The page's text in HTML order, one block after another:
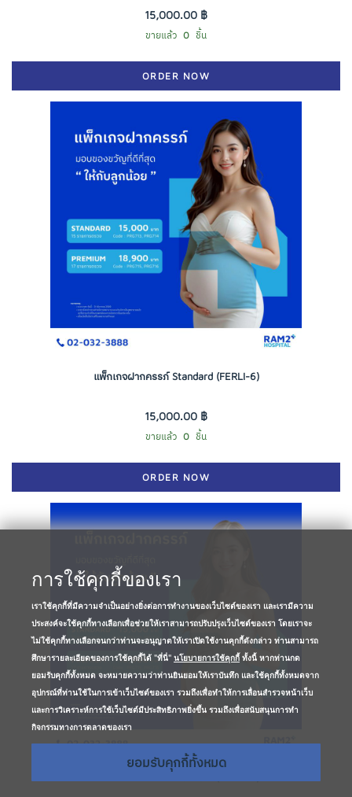
15,000.00 ฿
ขายแล้ว 0 ชิ้น
ORDER NOW
แพ็กเกจฝากครรภ์ Standard (FERLI-6)
15,000.00 ฿
ขายแล้ว 0 ชิ้น
ORDER NOW
การใช้คุกกี้ของเรา
เราใช้คุกกี้ที่มีความจำเป็นอย่างยิ่งต่อการทำงานของเว็บไซต์ของเรา และเรามีความ
ประสงค์จะใช้คุกกี้ทางเลือกเพื่อช่วยให้เราสามารถปรับปรุงเว็บไซต์ของเรา โดยเราจะ
ไม่ใช้คุกกี้ทางเลือกจนกว่าท่านจะอนุญาตให้เราเปิดใช้งานคุกกี้ดังกล่าว ท่านสามารถ
ศึกษารายละเอียดของการใช้คุกกี้ได้ "ที่นี่" นโยบายการใช้คุกกี้ ทั้งนี้ หากท่านกด
ยอมรับคุกกี้ทั้งหมด จะหมายความว่าท่านยินยอมให้เราบันทึก และใช้คุกกี้ทั้งหมดจาก
อุปกรณ์ที่ท่านใช้ในการเข้าเว็บไซต์ของเรา รวมถึงเพื่อทำให้การเลื่อนสำรวจหน้าเว็บ
และการวิเคราะห์การใช้เว็บไซต์มีประสิทธิภาพยิ่งขึ้น รวมถึงเพื่อสนับสนุนการทำ
กิจกรรมทางการตลาดของเรา
ยอมรับคุกกี้ทั้งหมด